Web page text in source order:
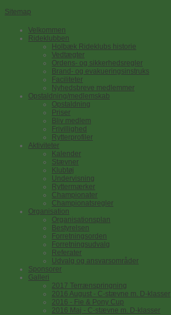
Sitemap
Velkommen
Rideklubben
Holbæk Rideklubs historie
Vedtægter
Ordens- og sikkerhedsregler
Brand- og evakueringsinstruks
Faciliteter
Nyhedsbreve medlemmer
Opstaldning/medlemskab
Opstaldning
Priser
Bliv medlem
Frivillighed
Rytterprofiler
Aktiviteter
Kalender
Stævner
Klubtøj
Undervisning
Ryttermærker
Championater
Championatsregler
Organisation
Organisationsplan
Bestyrelsen
Forretningsorden
Forretningsudvalg
Referater
Udvalg og ansvarsområder
Sponsorer
Galleri
2017 Terrænspringning
2016 August - C-stævne m. D-klasser
2016 - Fie & Pony Cup
2016 Maj - C-stævne m. D-klasser